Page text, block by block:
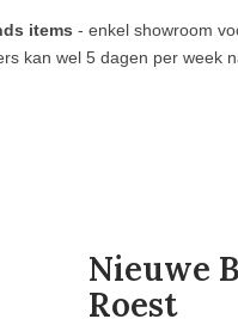
items - enkel showroom
kan wel 5 dagen per week
Nieuwe
Roest